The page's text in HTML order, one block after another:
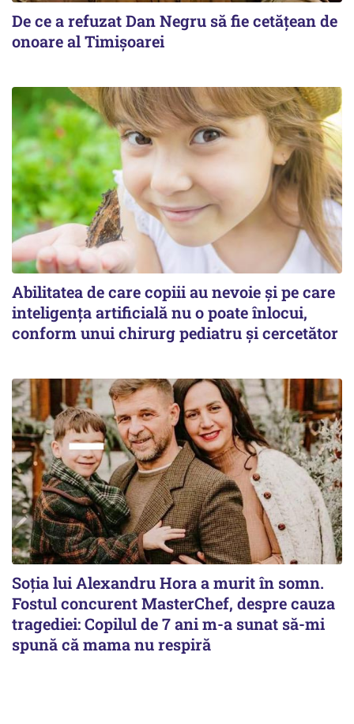
De ce a refuzat Dan Negru să fie cetățean de
onoare al Timișoarei
Abilitatea de care copiii au nevoie și pe care
inteligența artificială nu o poate înlocui,
conform unui chirurg pediatru și cercetător
Soția lui Alexandru Hora a murit în somn.
Fostul concurent MasterChef, despre cauza
tragediei: Copilul de 7 ani m-a sunat să-mi
spună că mama nu respiră